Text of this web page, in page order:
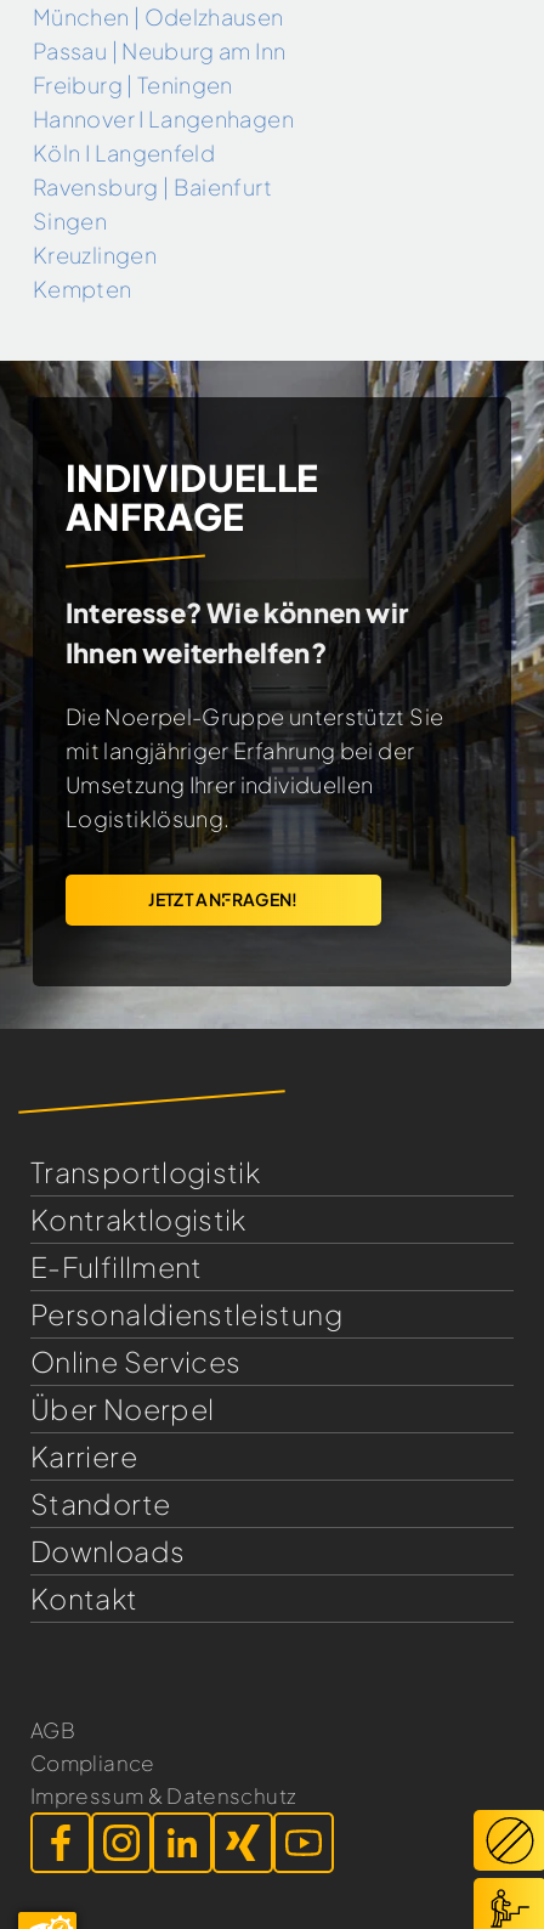
München | Odelzhausen
Passau | Neuburg am Inn
Freiburg | Teningen
Hannover I Langenhagen
Köln I Langenfeld
Ravensburg | Baienfurt
Singen
Kreuzlingen
Kempten
INDIVIDUELLE
ANFRAGE
Interesse? Wie können wir
Ihnen weiterhelfen?
Die Noerpel-Gruppe unterstützt Sie
mit langjähriger Erfahrung bei der
Umsetzung Ihrer individuellen
Logistiklösung.
JETZT ANFRAGEN!
Transportlogistik
Kontraktlogistik
E-Fulfillment
Personaldienst­leistung
Online Services
Über Noerpel
Karriere
Standorte
Downloads
Kontakt
AGB
Compliance
Impressum & Datenschutz